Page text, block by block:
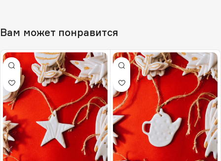
Вам может понравится